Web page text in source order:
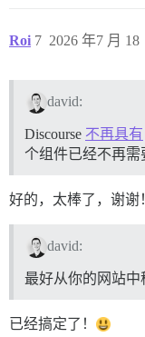
Roi 2026 年7 月 18
7
david:
Discourse 不再具有
个组件已经不再需
好的，太棒了，谢谢
david:
最好从你的网站中
已经搞定了！